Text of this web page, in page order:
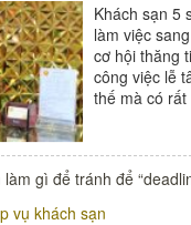
Khách sạn 5
làm việc
cơ hội thăng
công việc lễ
thế mà có
gì để tránh để
vụ khách sạn